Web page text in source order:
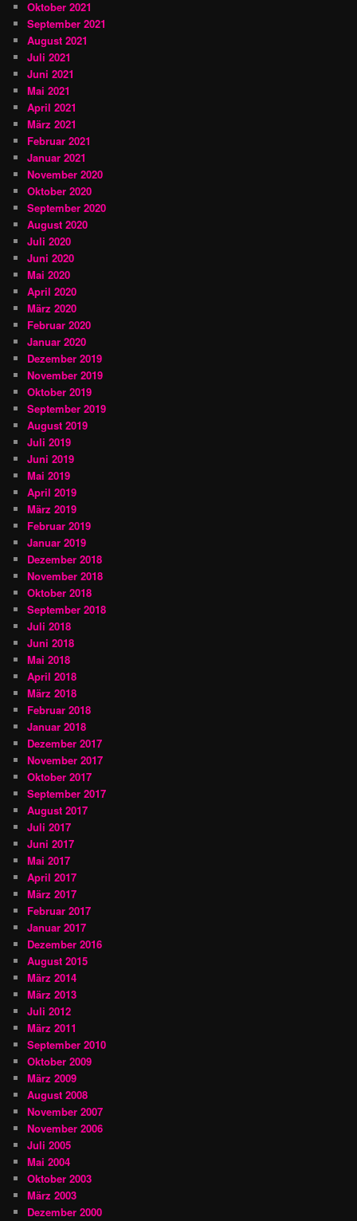
Oktober 2021
September 2021
August 2021
Juli 2021
Juni 2021
Mai 2021
April 2021
März 2021
Februar 2021
Januar 2021
November 2020
Oktober 2020
September 2020
August 2020
Juli 2020
Juni 2020
Mai 2020
April 2020
März 2020
Februar 2020
Januar 2020
Dezember 2019
November 2019
Oktober 2019
September 2019
August 2019
Juli 2019
Juni 2019
Mai 2019
April 2019
März 2019
Februar 2019
Januar 2019
Dezember 2018
November 2018
Oktober 2018
September 2018
Juli 2018
Juni 2018
Mai 2018
April 2018
März 2018
Februar 2018
Januar 2018
Dezember 2017
November 2017
Oktober 2017
September 2017
August 2017
Juli 2017
Juni 2017
Mai 2017
April 2017
März 2017
Februar 2017
Januar 2017
Dezember 2016
August 2015
März 2014
März 2013
Juli 2012
März 2011
September 2010
Oktober 2009
März 2009
August 2008
November 2007
November 2006
Juli 2005
Mai 2004
Oktober 2003
März 2003
Dezember 2000